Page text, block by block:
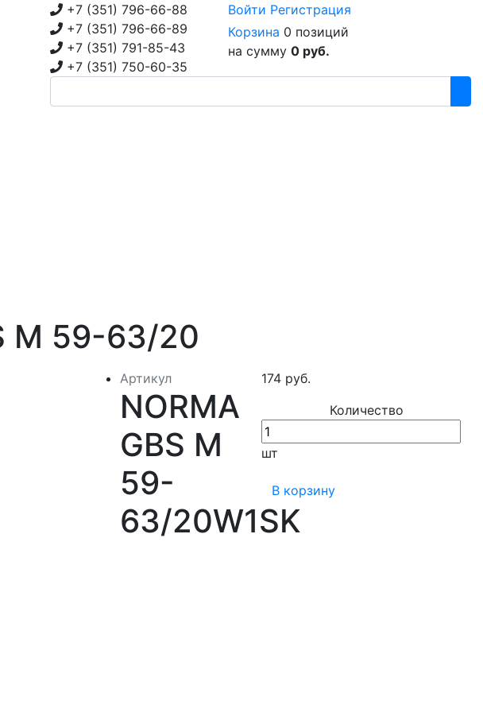
+7 (351) 796-66-88
+7 (351) 796-66-89
+7 (351) 791-85-43
+7 (351) 750-60-35
Войти Регистрация
Корзина 0 позиций
на сумму 0 руб.
М 59-63/20
Артикул
NORMA
GBS M
59-
63/20W1SK
174 руб.
Количество
шт
В корзину